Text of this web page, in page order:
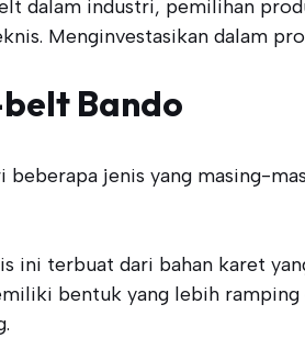
dalam industri, pemilihan
Menginvestasikan dalam
Bando
jenis yang masing-
ini terbuat dari bahan karet
bentuk yang lebih ramping